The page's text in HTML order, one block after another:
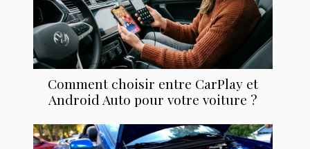
Comment choisir entre CarPlay et
Android Auto pour votre voiture ?